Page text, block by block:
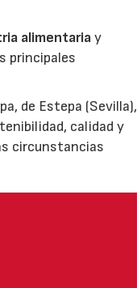
alimentariay
principales
de Estepa (Sevilla),
calidad y
circunstancias